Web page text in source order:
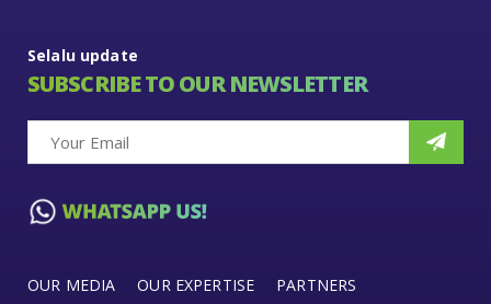
Selalu update
SUBSCRIBE TO OUR NEWSLETTER
OUR MEDIA OUR EXPERTISE PARTNERS